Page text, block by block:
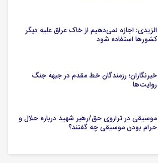
الزیدی: اجازه نمی‌دهیم از خاک عراق علیه دیگر
کشورها استفاده شود
خبرنگاران؛ رزمندگان خط مقدم در جبهه جنگ
روایت‌ها
موسیقی در ترازوی حق/رهبر شهید درباره حلال و
حرام بودن موسیقی چه گفتند؟